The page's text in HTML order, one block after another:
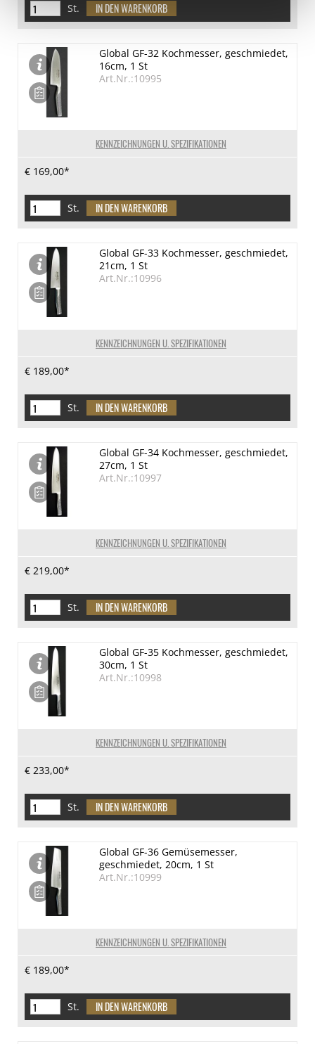
St.
KENNZEICHNUNGEN U. SPEZIFIKATIONEN
Global GF-32 Kochmesser, geschmiedet,
16cm, 1 St
Art.Nr.:10995
€ 169,00*
St.
KENNZEICHNUNGEN U. SPEZIFIKATIONEN
Global GF-33 Kochmesser, geschmiedet,
21cm, 1 St
Art.Nr.:10996
€ 189,00*
St.
KENNZEICHNUNGEN U. SPEZIFIKATIONEN
Global GF-34 Kochmesser, geschmiedet,
27cm, 1 St
Art.Nr.:10997
€ 219,00*
St.
KENNZEICHNUNGEN U. SPEZIFIKATIONEN
Global GF-35 Kochmesser, geschmiedet,
30cm, 1 St
Art.Nr.:10998
€ 233,00*
St.
KENNZEICHNUNGEN U. SPEZIFIKATIONEN
Global GF-36 Gemüsemesser,
geschmiedet, 20cm, 1 St
Art.Nr.:10999
€ 189,00*
St.